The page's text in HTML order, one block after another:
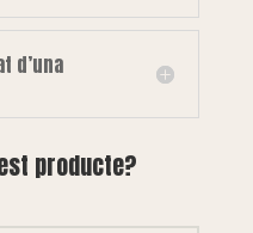
d’una
producte?